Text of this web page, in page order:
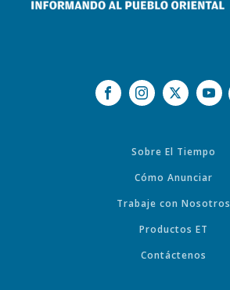
Sobre El Tiempo
Cómo Anunciar
Trabaje con Nosotros
Productos ET
Contáctenos